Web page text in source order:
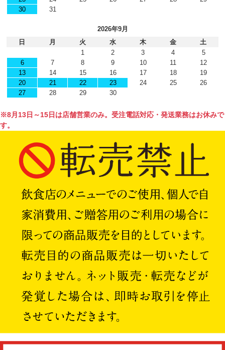
30
31
2026年9月
日
月 火 水 木 金
土
1
2 3 4
5
6
7 8 9 10 11
12
13
14 15 16 17 18
19
20
21 22 23 24 25
26
27
28 29 30
※8月13日～15日は店舗営業のみ。受注電話対応・発送業務はお休みで
す。